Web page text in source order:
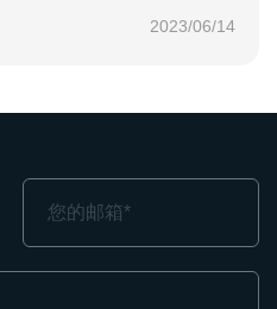
2023/06/14